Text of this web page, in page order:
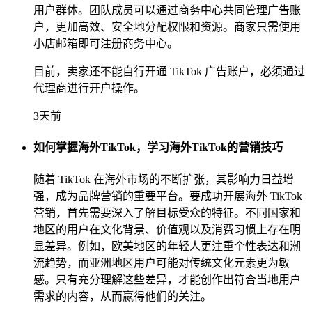
用户群体。团队成员可以通过商务中心共同管理广告账
户，更加高效、安全地分配权限和资源。商家只需使用
小店邮箱即可注册商务中心。
目前，卖家还不能自行开通 TikTok 广告账户，必须通过
代理商进行开户操作。
3天前
如何掌握海外TikTok，学习海外TikTok的营销技巧
随着 TikTok 在海外市场的不断扩张，其影响力日益增
强，成为品牌营销的重要平台。要成功开展海外 TikTok
营销，首先需要深入了解目标受众的特征。不同国家和
地区的用户在文化背景、价值观以及消费习惯上存在明
显差异。例如，欧美地区的年轻人更注重个性表达和潮
流趋势，而亚洲地区用户可能对传统文化元素更为敏
感。只有充分理解这些差异，才能创作出符合当地用户
需求的内容，从而赢得他们的关注。